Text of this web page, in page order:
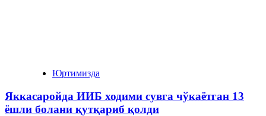
Юртимизда
Яккасаройда ИИБ ходими сувга чўкаётган 13
ёшли болани қутқариб қолди